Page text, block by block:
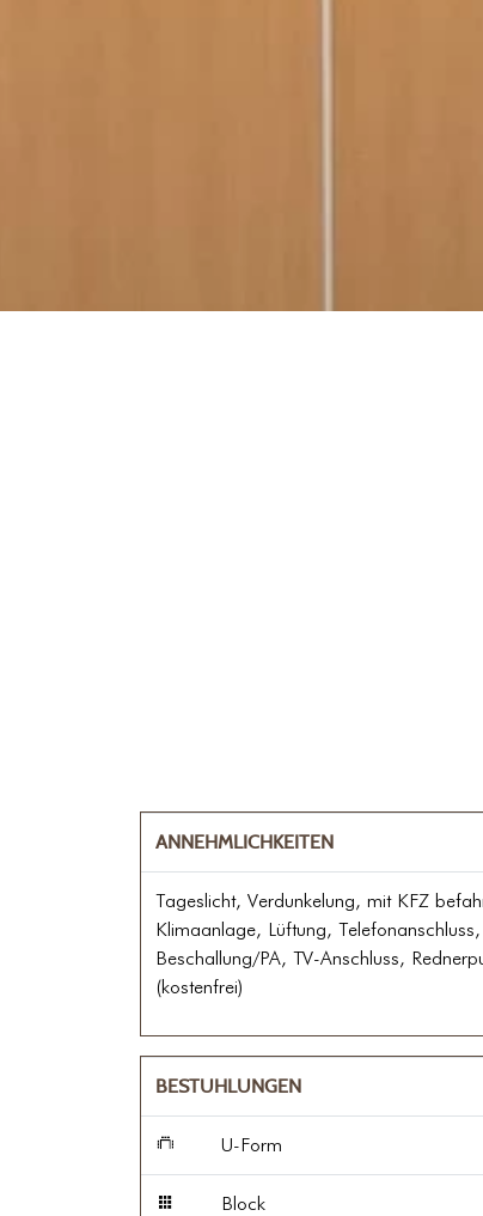
ANNEHMLICHKEITEN
Tageslicht, Verdunkelung, mit KFZ
Klimaanlage, Lüftung,
Beschallung/PA, TV-Anschluss,
(kostenfrei)
BESTUHLUNGEN
U-Form
Block